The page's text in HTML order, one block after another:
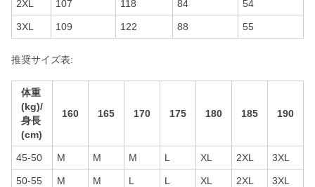
2XL 107 118 84 54
3XL 109 122 88 55
推奨サイズ表:
体重
(kg)/
身長
(cm)
160 165 170 175 180 185 190
45-50 M M M L XL 2XL 3XL
50-55 M M L L XL 2XL 3XL